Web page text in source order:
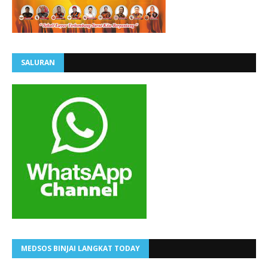
SALURAN
MEDSOS BINJAI LANGKAT TODAY